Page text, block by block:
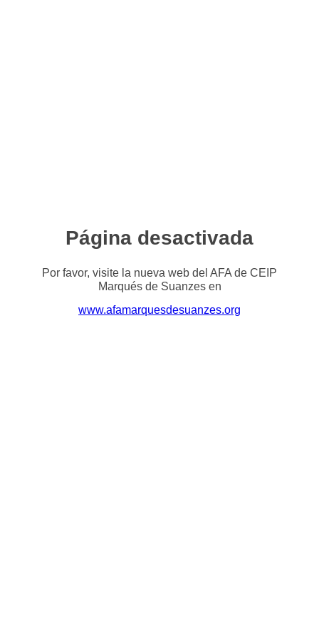
Página desactivada
Por favor, visite la nueva web del AFA de CEIP
Marqués de Suanzes en
www.afamarquesdesuanzes.org